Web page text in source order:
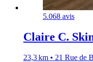
5.068 avis
Claire C.
23,3 km • 21 Rue de